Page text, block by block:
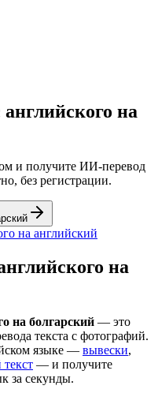
английского на
и получите ИИ-перевод
без регистрации.
на английский
на
на болгарский — это
текста с фотографий.
языке — вывески,
— и получите
за секунды.